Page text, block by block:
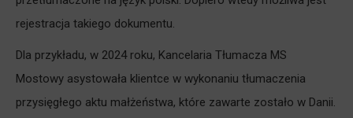
rejestracja takiego dokumentu.
Dla przykładu, w 2024 roku, Kancelaria Tłumacza MS
Mostowy asystowała klientce w wykonaniu tłumaczenia
przysięgłego aktu małżeństwa, które zawarte zostało w Danii.